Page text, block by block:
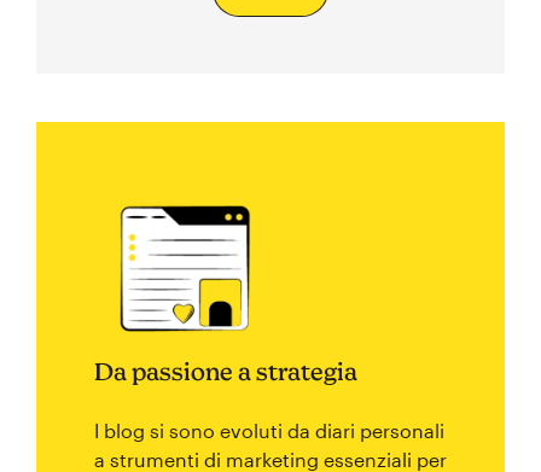
Da passione a strategia
I blog si sono evoluti da diari personali
a strumenti di marketing essenziali per